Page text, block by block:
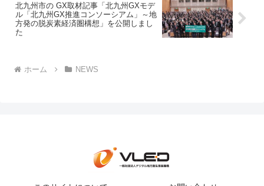
北九州市の GX取材記事「北九州GXモデ
ル「北九州GX推進コンソーシアム」～地
方発の脱炭素経済圏構想」を公開しまし
た
ホーム NEWS